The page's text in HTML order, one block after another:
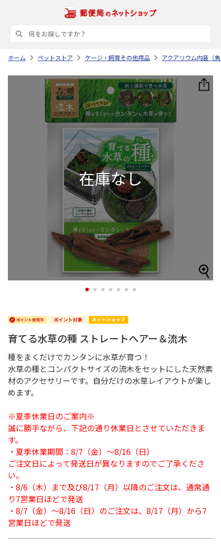
ホーム ペットストア ケージ・飼育その他用品 アクアリウム内装（
1 2 3 4 5 6 7
育てる水草の種 ストレートヘアー＆流木
種をまくだけでカンタンに水草が育つ！
水草の種とコンパクトサイズの流木をセットにした天然素
材のアクセサリーです。自分だけの水草レイアウトが楽し
めます。
※夏季休業日のご案内※
誠に勝手ながら、下記の通り休業日とさせていただきま
す。
・夏季休業期間：8/7（金）～8/16（日）
ご注文日によって発送日が異なりますのでご了承くださ
い。
・8/6（木）まで及び8/17（月）以降のご注文は、通常通
り7営業日ほどで発送
・8/7（金）～8/16（日）のご注文は、8/17（月）から7
営業日ほどで発送